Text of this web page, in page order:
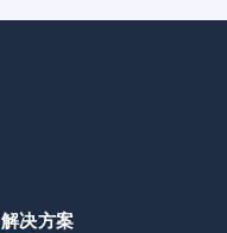
解决方案